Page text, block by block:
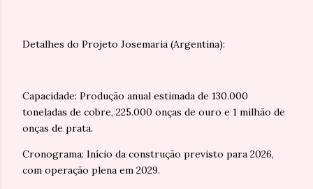
Detalhes do Projeto Josemaria (Argentina):
Capacidade: Produção anual estimada de 130.000
toneladas de cobre, 225.000 onças de ouro e 1 milhão de
onças de prata.
Cronograma: Início da construção previsto para 2026,
com operação plena em 2029.